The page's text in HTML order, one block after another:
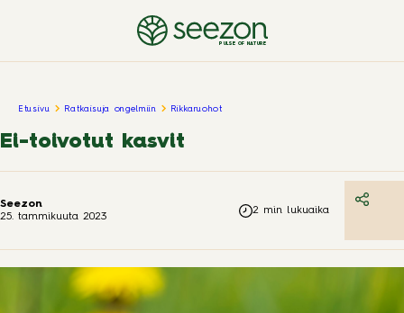
PULSE OF NATURE
Etusivu Ratkaisuja ongelmiin Rikkaruohot
Ei-toivotut kasvit
Seezon
25. tammikuuta 2023
2 min lukuaika